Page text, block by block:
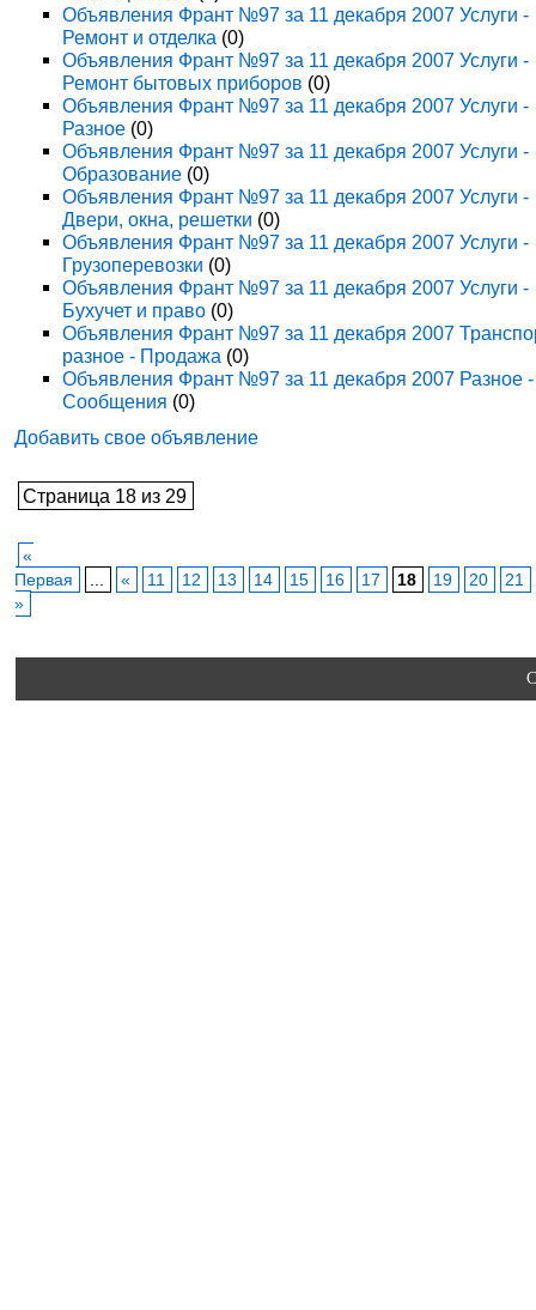
Объявления Франт №97 за 11 декабря 2007 Услуги -
Ремонт и отделка (0)
Объявления Франт №97 за 11 декабря 2007 Услуги -
Ремонт бытовых приборов (0)
Объявления Франт №97 за 11 декабря 2007 Услуги -
Разное (0)
Объявления Франт №97 за 11 декабря 2007 Услуги -
Образование (0)
Объявления Франт №97 за 11 декабря 2007 Услуги -
Двери, окна, решетки (0)
Объявления Франт №97 за 11 декабря 2007 Услуги -
Грузоперевозки (0)
Объявления Франт №97 за 11 декабря 2007 Услуги -
Бухучет и право (0)
Объявления Франт №97 за 11 декабря 2007
разное - Продажа (0)
Объявления Франт №97 за 11 декабря 2007 Разное -
Сообщения (0)
Добавить свое объявление
Страница 18 из 29
«
Первая
« 11 12 13 14 15 16 17 18 19 20
21
»